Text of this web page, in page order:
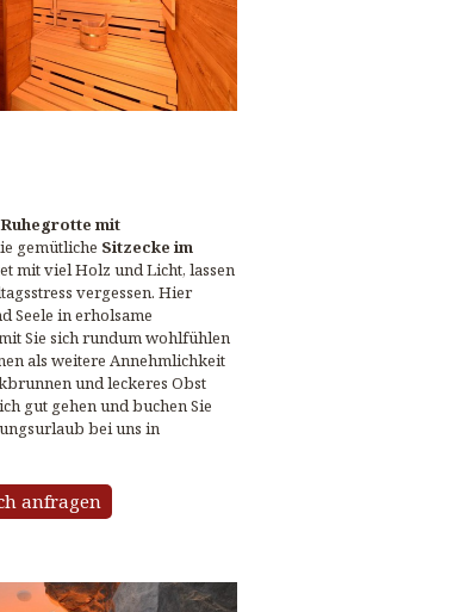
Ruhegrotte mit
gemütliche Sitzecke im
mit viel Holz und Licht, lassen
vergessen. Hier
Seele in erholsame
Sie sich rundum wohlfühlen
als weitere Annehmlichkeit
und leckeres Obst
gut gehen und buchen Sie
bei uns in
anfragen